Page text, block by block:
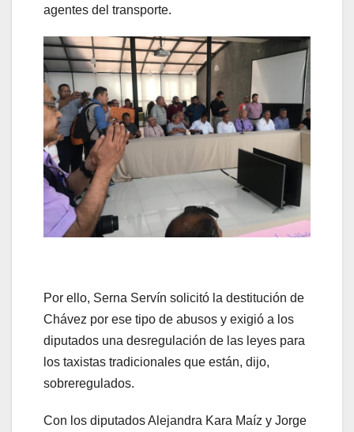
agentes del transporte.
Por ello, Serna Servín solicitó la destitución de
Chávez por ese tipo de abusos y exigió a los
diputados una desregulación de las leyes para
los taxistas tradicionales que están, dijo,
sobreregulados.
Con los diputados Alejandra Kara Maíz y Jorge